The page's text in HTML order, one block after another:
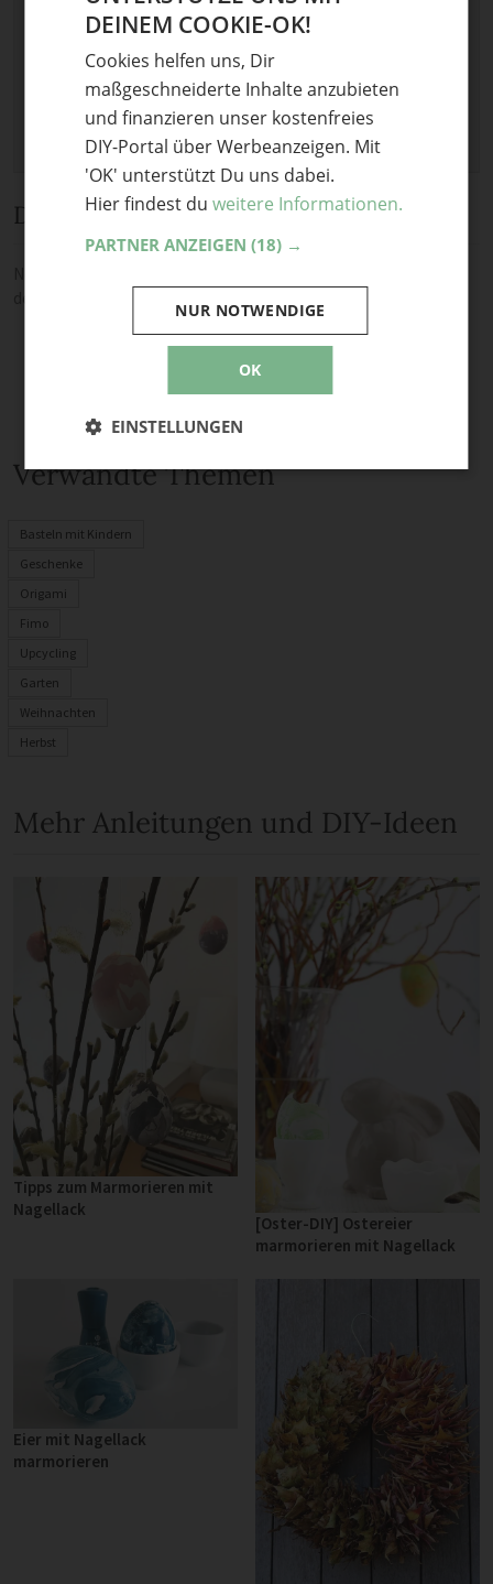
Keine Datei ausgewählt
Bild.
Diskussion
Verwandte Themen
Basteln mit Kindern
Geschenke
Origami
Fimo
Upcycling
Garten
Weihnachten
Herbst
Mehr Anleitungen und DIY-Ideen
Tipps zum Marmorieren mit
Nagellack
[Oster-DIY] Ostereier
marmorieren mit Nagellack
Eier mit Nagellack
marmorieren
DEINEM COOKIE-OK!
Cookies helfen uns, Dir
maßgeschneiderte Inhalte anzubieten
und finanzieren unser kostenfreies
DIY-Portal über Werbeanzeigen. Mit
'OK' unterstützt Du uns dabei.
Hier findest du weitere Informationen.
PARTNER ANZEIGEN (18) →
OK
NUR NOTWENDIGE
EINSTELLUNGEN